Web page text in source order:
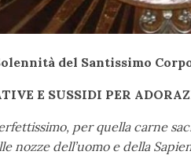
del Santissimo
E SUSSIDI PER
per quella carne
nozze dell’uomo e della